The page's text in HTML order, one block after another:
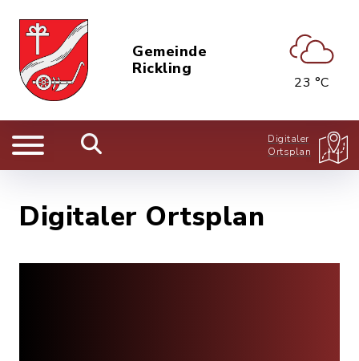
Gemeinde
Rickling
23 °C
Digitaler
Ortsplan
Digitaler Ortsplan